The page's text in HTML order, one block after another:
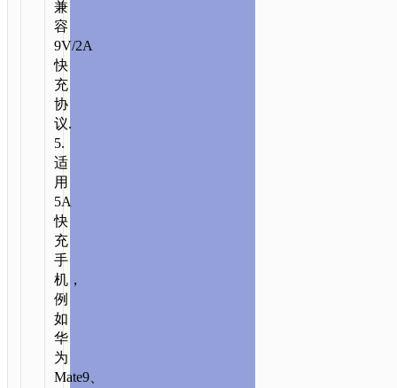
TYPE-
兼
容
9V/2A
快
充
协
议.
5.
适
用
5A
快
充
手
机，
例
如
华
为
Mate9、